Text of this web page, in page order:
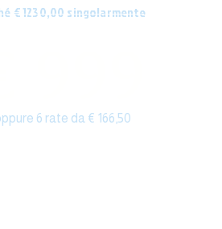
€ 1230,00 singolarmente
6 rate da € 166,50